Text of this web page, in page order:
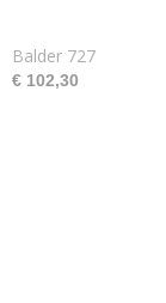
Balder 727
€ 102,30